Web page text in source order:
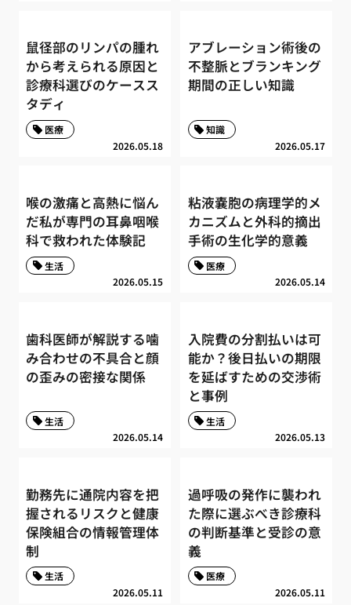
鼠径部のリンパの腫れ
から考えられる原因と
診療科選びのケースス
タディ
2026.05.18
医療
アブレーション術後の
不整脈とブランキング
期間の正しい知識
2026.05.17
知識
喉の激痛と高熱に悩ん
だ私が専門の耳鼻咽喉
科で救われた体験記
2026.05.15
生活
粘液嚢胞の病理学的メ
カニズムと外科的摘出
手術の生化学的意義
2026.05.14
医療
歯科医師が解説する噛
み合わせの不具合と顔
の歪みの密接な関係
2026.05.14
生活
入院費の分割払いは可
能か？後日払いの期限
を延ばすための交渉術
と事例
2026.05.13
生活
勤務先に通院内容を把
握されるリスクと健康
保険組合の情報管理体
制
2026.05.11
生活
過呼吸の発作に襲われ
た際に選ぶべき診療科
の判断基準と受診の意
義
2026.05.11
医療